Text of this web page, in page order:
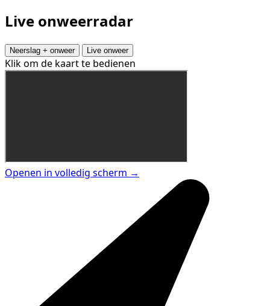
Live onweerradar
Neerslag + onweer Live onweer
Klik om de kaart te bedienen
Openen in volledig scherm →